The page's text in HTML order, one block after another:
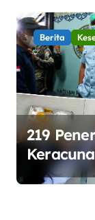
Berita
219